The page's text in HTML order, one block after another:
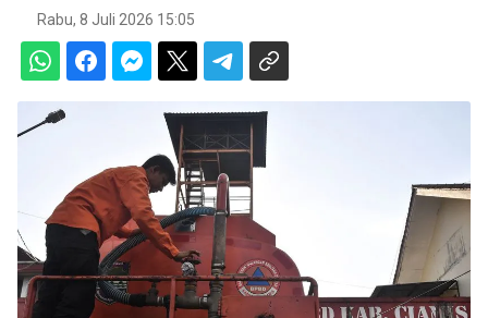
Rabu, 8 Juli 2026 15:05